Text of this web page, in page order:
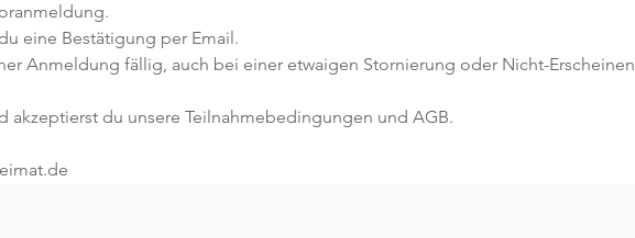
eine Bestätigung per Email.
Anmeldung fällig, auch bei einer etwaigen Stornierung oder Nicht-Erscheinen
du unsere Teilnahmebedingungen und AGB.